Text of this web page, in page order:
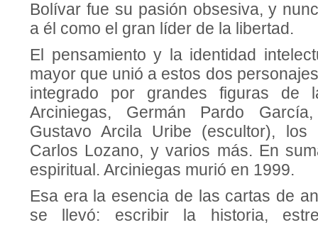
Bolívar fue su pasión obsesiva, y
a él como el gran líder de la libertad.
El pensamiento y la identidad
mayor que unió a estos dos
integrado por grandes figuras de
Arciniegas, Germán Pardo
Gustavo Arcila Uribe (escultor), los
Carlos Lozano, y varios más. En
espiritual. Arciniegas murió en 1999.
Esa era la esencia de las cartas de
se llevó: escribir la historia,